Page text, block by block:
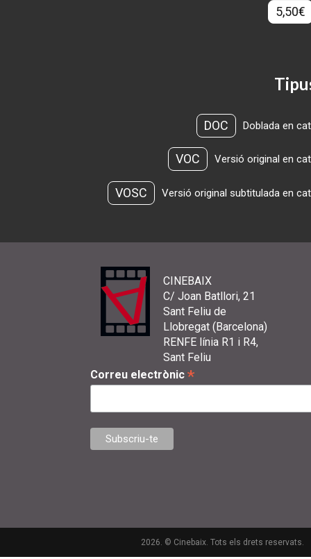
5,50€
DOC Doblada en
VOC Versió original en
VOSC Versió original subtitulada en
CINEBAIX
C/ Joan Batllori, 21
Sant Feliu de
Llobregat (Barcelona)
RENFE línia R1 i R4,
Sant Feliu
Correu electrònic *
2026. © Cinebaix. Tots els drets reservats.